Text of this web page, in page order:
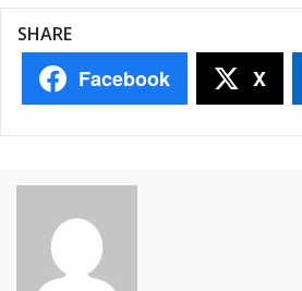
SHARE
Facebook X